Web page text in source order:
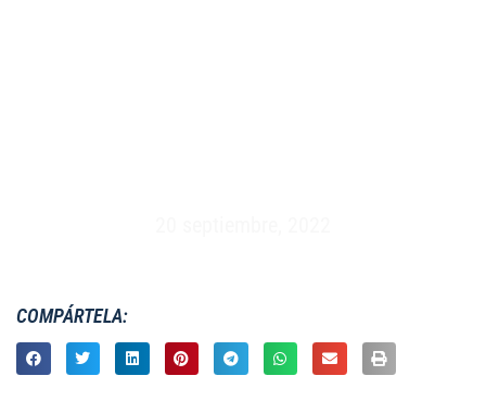
COMPÁRTELA: